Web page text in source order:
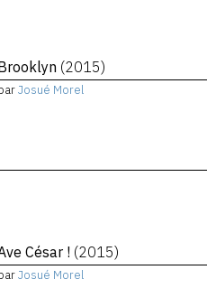
(2015)
Josué Morel
César ! (2015)
Josué Morel